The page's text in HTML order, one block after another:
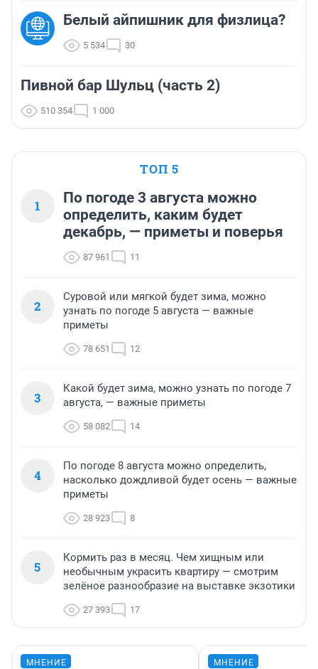
Белый айпишник для физлица?
5 534 30
Пивной бар Шульц (часть 2)
510 354 1 000
ТОП 5
1
По погоде 3 августа можно
определить, каким будет
декабрь, — приметы и поверья
87 961 11
2
Суровой или мягкой будет зима, можно
узнать по погоде 5 августа — важные
приметы
78 651 12
3
Какой будет зима, можно узнать по погоде 7
августа, — важные приметы
58 082 14
4
По погоде 8 августа можно определить,
насколько дождливой будет осень — важные
приметы
28 923 8
5
Кормить раз в месяц. Чем хищным или
необычным украсить квартиру — смотрим
зелёное разнообразие на выставке экзотики
27 393 17
МНЕНИЕ МНЕНИЕ